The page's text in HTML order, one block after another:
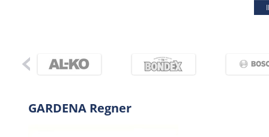
GARDENA Regner